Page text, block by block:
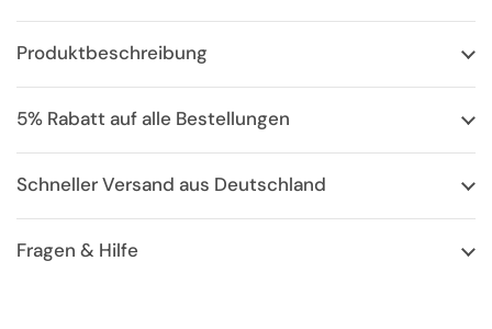
Produktbeschreibung
5% Rabatt auf alle Bestellungen
Schneller Versand aus Deutschland
Fragen & Hilfe